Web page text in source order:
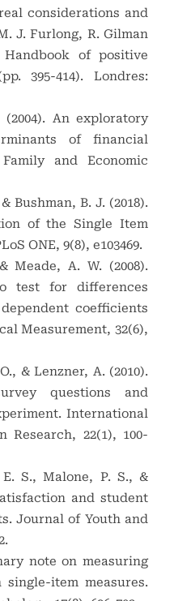
considerations and
J. Furlong, R. Gilman
of positive
395-414). Londres:
An exploratory
of financial
and Economic
Bushman, B. J. (2018).
of the Single Item
ONE, 9(8), e103469.
Meade, A. W. (2008).
test for differences
coefficients
Measurement, 32(6),
& Lenzner, A. (2010).
questions and
International
22(1), 100-
S., Malone, P. S., &
and student
Journal of Youth and
note on measuring
item measures.